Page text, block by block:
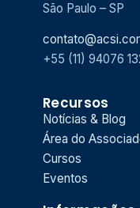
São Paulo – SP
+55 (11) 94076
Recursos
Notícias & Blog
Área do
Cursos
Eventos